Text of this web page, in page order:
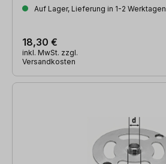
Auf Lager, Lieferung in 1-2 Werktagen
18,30 €
inkl. MwSt. zzgl.
Versandkosten